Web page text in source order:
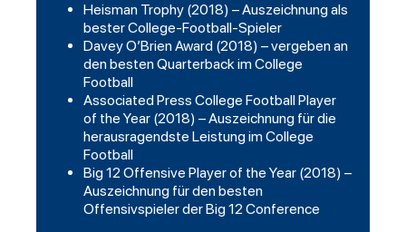
Heisman Trophy (2018) – Auszeichnung als
bester College-Football-Spieler
Davey O’Brien Award (2018) – vergeben an
den besten Quarterback im College
Football
Associated Press College Football Player
of the Year (2018) – Auszeichnung für die
herausragendste Leistung im College
Football
Big 12 Offensive Player of the Year (2018) –
Auszeichnung für den besten
Offensivspieler der Big 12 Conference